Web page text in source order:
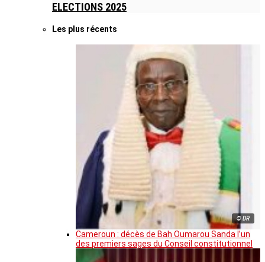
ELECTIONS 2025
Les plus récents
© DR
Cameroun : décès de Bah Oumarou Sanda l’un
des premiers sages du Conseil constitutionnel